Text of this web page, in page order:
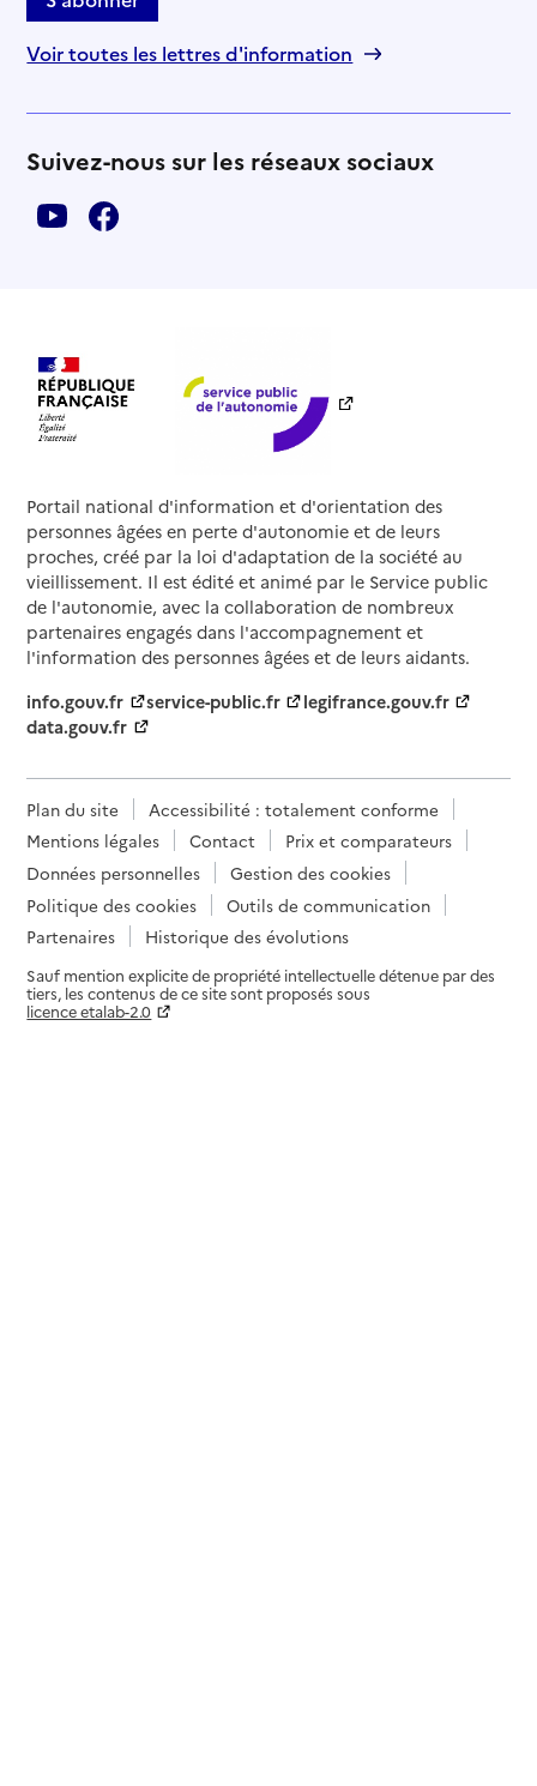
Voir toutes les lettres d'information
Suivez-nous sur les réseaux sociaux
Portail national d'information et d'orientation des
personnes âgées en perte d'autonomie et de leurs
proches, créé par la loi d'adaptation de la société au
vieillissement. Il est édité et animé par le Service public
de l'autonomie, avec la collaboration de nombreux
partenaires engagés dans l'accompagnement et
l'information des personnes âgées et de leurs aidants.
info.gouv.fr
service-public.fr
legifrance.gouv.fr
data.gouv.fr
Plan du site
Accessibilité : totalement conforme
Mentions légales
Contact
Prix et comparateurs
Données personnelles
Gestion des cookies
Politique des cookies
Outils de communication
Partenaires
Historique des évolutions
Sauf mention explicite de propriété intellectuelle détenue par des
tiers, les contenus de ce site sont proposés sous
licence etalab-2.0